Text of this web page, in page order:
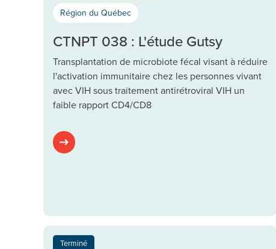
Région du Québec
CTNPT 038 : L'étude Gutsy
Transplantation de microbiote fécal visant à réduire
l'activation immunitaire chez les personnes vivant
avec VIH sous traitement antirétroviral VIH un
faible rapport CD4/CD8
Terminé